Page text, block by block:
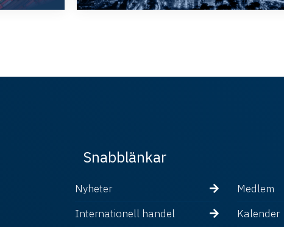
Snabblänkar
Nyheter Medlem
Internationell handel
Kalender